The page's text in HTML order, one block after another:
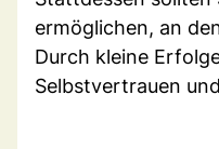
ermöglichen, an
Durch kleine
Selbstvertrauen